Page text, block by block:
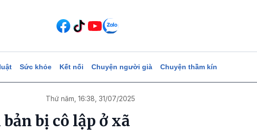
Sức khỏe Kết nối Chuyện người già Chuyện thầm kín
Thứ năm, 16:38, 31/07/2025
bị cô lập ở xã